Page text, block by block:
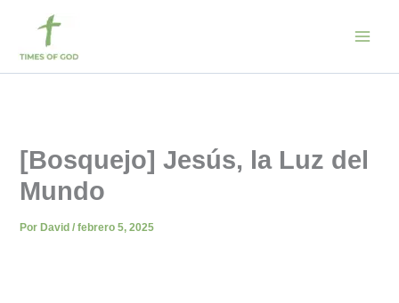
contenido
[Bosquejo] Jesús, la Luz del
Mundo
Por David/febrero 5, 2025